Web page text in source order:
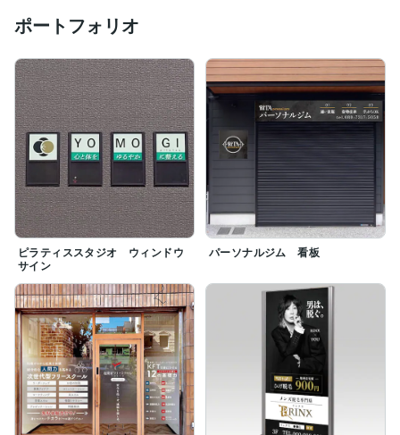
ポートフォリオ
ピラティススタジオ ウィンドウ
サイン
パーソナルジム 看板